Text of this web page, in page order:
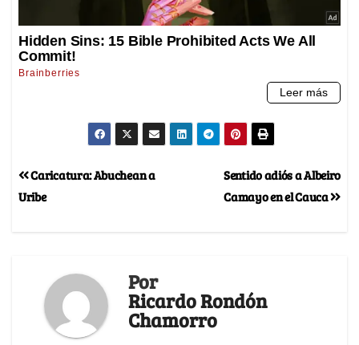
Sentido adiós a Albeiro
Camayo en el Cauca
Caricatura: Abuchean a
Uribe
Por
Ricardo Rondón
Chamorro